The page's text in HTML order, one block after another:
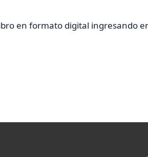
en formato digital ingresando